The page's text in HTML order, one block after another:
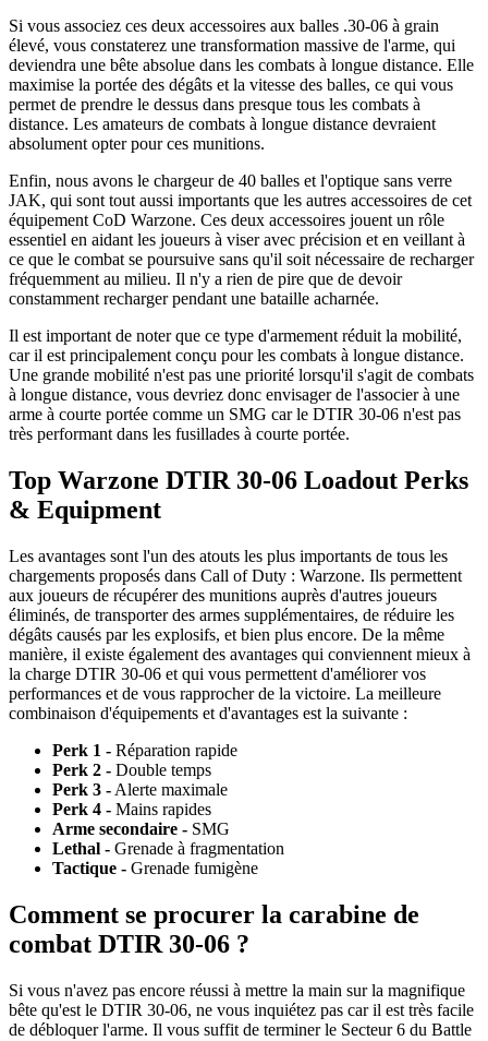
Si vous associez ces deux accessoires aux balles .30-06 à grain
élevé, vous constaterez une transformation massive de l'arme, qui
deviendra une bête absolue dans les combats à longue distance. Elle
maximise la portée des dégâts et la vitesse des balles, ce qui vous
permet de prendre le dessus dans presque tous les combats à
distance. Les amateurs de combats à longue distance devraient
absolument opter pour ces munitions.
Enfin, nous avons le chargeur de 40 balles et l'optique sans verre
JAK, qui sont tout aussi importants que les autres accessoires de cet
équipement CoD Warzone. Ces deux accessoires jouent un rôle
essentiel en aidant les joueurs à viser avec précision et en veillant à
ce que le combat se poursuive sans qu'il soit nécessaire de recharger
fréquemment au milieu. Il n'y a rien de pire que de devoir
constamment recharger pendant une bataille acharnée.
Il est important de noter que ce type d'armement réduit la mobilité,
car il est principalement conçu pour les combats à longue distance.
Une grande mobilité n'est pas une priorité lorsqu'il s'agit de combats
à longue distance, vous devriez donc envisager de l'associer à une
arme à courte portée comme un SMG car le DTIR 30-06 n'est pas
très performant dans les fusillades à courte portée.
Top Warzone DTIR 30-06 Loadout Perks
& Equipment
Les avantages sont l'un des atouts les plus importants de tous les
chargements proposés dans Call of Duty : Warzone. Ils permettent
aux joueurs de récupérer des munitions auprès d'autres joueurs
éliminés, de transporter des armes supplémentaires, de réduire les
dégâts causés par les explosifs, et bien plus encore. De la même
manière, il existe également des avantages qui conviennent mieux à
la charge DTIR 30-06 et qui vous permettent d'améliorer vos
performances et de vous rapprocher de la victoire. La meilleure
combinaison d'équipements et d'avantages est la suivante :
Perk 1 - Réparation rapide
Perk 2 - Double temps
Perk 3 - Alerte maximale
Perk 4 - Mains rapides
Arme secondaire - SMG
Lethal - Grenade à fragmentation
Tactique - Grenade fumigène
Comment se procurer la carabine de
combat DTIR 30-06 ?
Si vous n'avez pas encore réussi à mettre la main sur la magnifique
bête qu'est le DTIR 30-06, ne vous inquiétez pas car il est très facile
de débloquer l'arme. Il vous suffit de terminer le Secteur 6 du Battle